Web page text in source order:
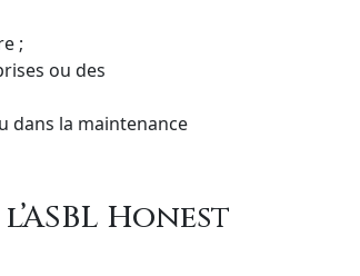
;
ou des
dans la maintenance
Honest